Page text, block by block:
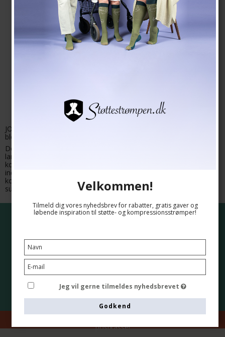
760,00 DKK
JOBST stay-up støttestrømper er designet til at forbedre
blodcirkulationen og reducere hævelse i benene.
De er ideelle for personer med venøse lidelser, åreknuder eller
langvarigt stillesiddende eller stående arbejde. De fås i forskellige
kompressionsklasser, materialer og farver, så de kan tilpasses
individuelle behov. Med deres kombination af funktionalitet og
komfort hjælper JOBST stay-up strømper med at holde dine ben
sunde og veltilpasse.
Velkommen!
Tilmeld dig vores nyhedsbrev for rabatter, gratis gaver og
løbende inspiration til støtte- og kompressionsstrømper!
Jeg vil gerne tilmeldes nyhedsbrevet
Godkend
5 stjerner i kundetilfredshed
Sikker betaling
postkasse!